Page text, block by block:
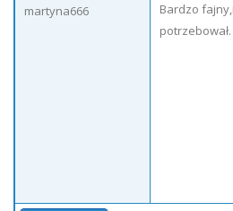
martyna666
Bardzo
potrzebował.